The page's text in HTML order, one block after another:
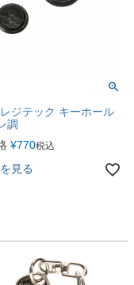
ジテック キーホール
調
¥770税込
見る